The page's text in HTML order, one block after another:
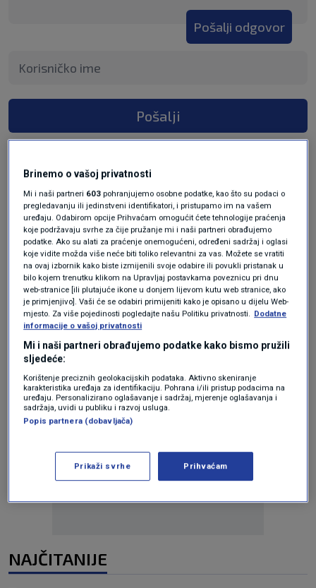
Pošalji odgovor
Pošalji
Oglas
NAJČITANIJE
Brinemo o vašoj privatnosti
Mi i naši partneri 603 pohranjujemo osobne podatke, kao što su podaci o
pregledavanju ili jedinstveni identifikatori, i pristupamo im na vašem
uređaju. Odabirom opcije Prihvaćam omogućit ćete tehnologije praćenja
koje podržavaju svrhe za čije pružanje mi i naši partneri obrađujemo
podatke. Ako su alati za praćenje onemogućeni, određeni sadržaj i oglasi
koje vidite možda više neće biti toliko relevantni za vas. Možete se vratiti
na ovaj izbornik kako biste izmijenili svoje odabire ili povukli pristanak u
bilo kojem trenutku klikom na Upravljaj postavkama poveznicu pri dnu
web-stranice [ili plutajuće ikone u donjem lijevom kutu web stranice, ako
je primjenjivo]. Vaši će se odabiri primijeniti kako je opisano u dijelu Web-
mjesto. Za više pojedinosti pogledajte našu Politiku privatnosti. Dodatne
informacije o vašoj privatnosti
Mi i naši partneri obrađujemo podatke kako bismo pružili
sljedeće:
Korištenje preciznih geolokacijskih podataka. Aktivno skeniranje
karakteristika uređaja za identifikaciju. Pohrana i/ili pristup podacima na
uređaju. Personalizirano oglašavanje i sadržaj, mjerenje oglašavanja i
sadržaja, uvidi u publiku i razvoj usluga.
Popis partnera (dobavljača)
Prikaži svrhe Prihvaćam